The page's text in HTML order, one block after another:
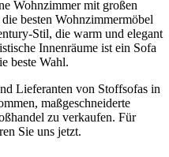
Wohnzimmer mit großen
besten Wohnzimmermöbel
Stil, die warm und elegant
Innenräume ist ein Sofa
beste Wahl.
Lieferanten von Stoffsofas in
maßgeschneiderte
zu verkaufen. Für
Sie uns jetzt.